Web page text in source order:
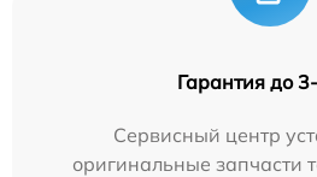
Гарантия до
Сервисный центр
оригинальные запчасти